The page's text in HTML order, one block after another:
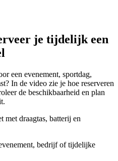
je tijdelijk een
een evenement, sportdag,
In de video zie je hoe reserveren
de beschikbaarheid en plan
draagtas, batterij en
bedrijf of tijdelijke